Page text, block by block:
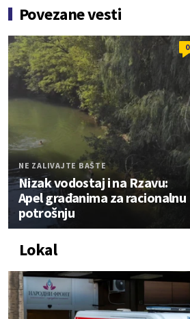
Povezane vesti
0
NE ZALIVAJTE BAŠTE
Nizak vodostaj i na Rzavu:
Apel građanima za racionalnu
potrošnju
Lokal